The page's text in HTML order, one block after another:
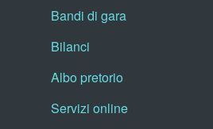
Bandi di gara
Bilanci
Albo pretorio
Servizi online